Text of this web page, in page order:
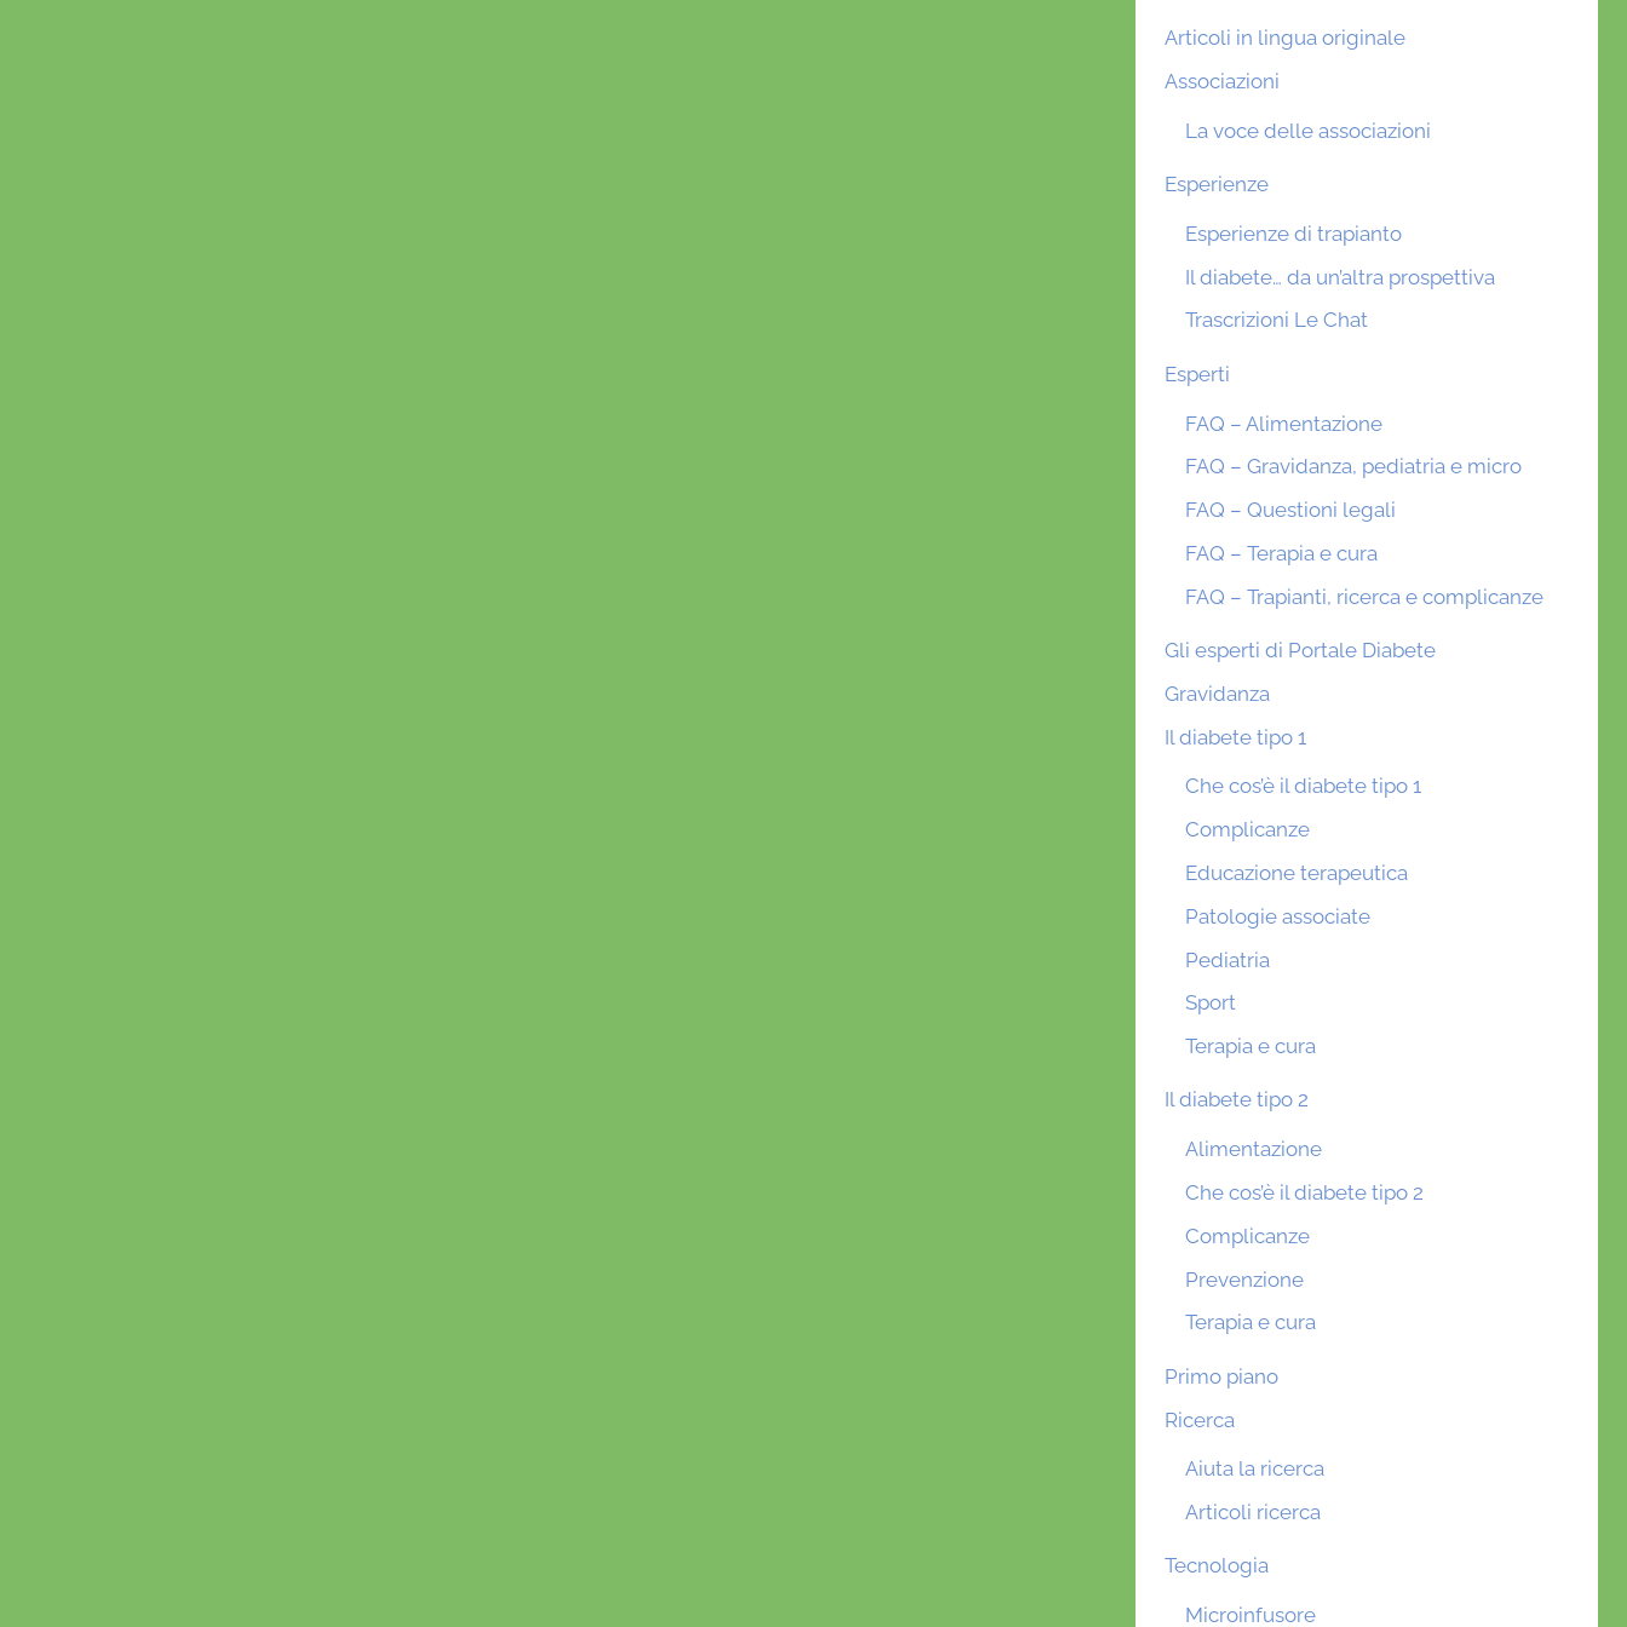
Articoli in lingua originale
Associazioni
La voce delle associazioni
Esperienze
Esperienze di trapianto
Il diabete… da un’altra prospettiva
Trascrizioni Le Chat
Esperti
FAQ – Alimentazione
FAQ – Gravidanza, pediatria e micro
FAQ – Questioni legali
FAQ – Terapia e cura
FAQ – Trapianti, ricerca e complicanze
Gli esperti di Portale Diabete
Gravidanza
Il diabete tipo 1
Che cos’è il diabete tipo 1
Complicanze
Educazione terapeutica
Patologie associate
Pediatria
Sport
Terapia e cura
Il diabete tipo 2
Alimentazione
Che cos’è il diabete tipo 2
Complicanze
Prevenzione
Terapia e cura
Primo piano
Ricerca
Aiuta la ricerca
Articoli ricerca
Tecnologia
Microinfusore